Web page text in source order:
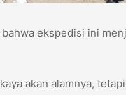
ekspedisi ini
akan alamnya,